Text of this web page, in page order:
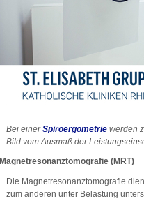
Bei einerSpiroergometrie werden
Bild vom Ausmaß der
Magnetresonanztomografie (MRT)
Die Magnetresonanztomografie
zum anderen unter Belastung